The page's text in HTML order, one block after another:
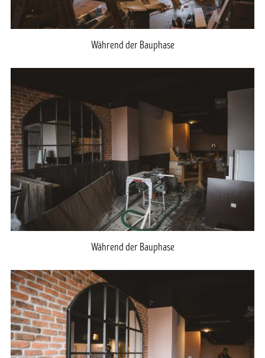
Während der Bauphase
Während der Bauphase